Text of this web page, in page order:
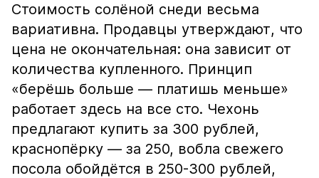
Стоимость солёной снеди весьма
вариативна. Продавцы утверждают, что
цена не окончательная: она зависит от
количества купленного. Принцип
«берёшь больше — платишь меньше»
работает здесь на все сто. Чехонь
предлагают купить за 300 рублей,
краснопёрку — за 250, вобла свежего
посола обойдётся в 250-300 рублей,